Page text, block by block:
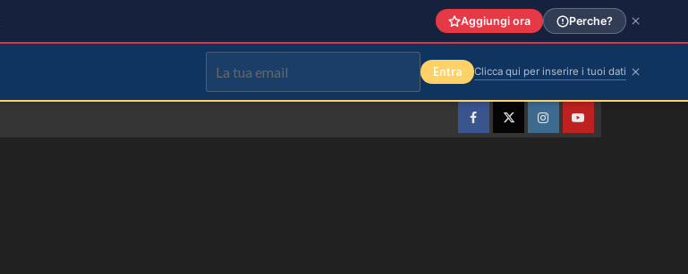
FacebookTwitterInstagramYouTube
Aggiungi ora Perche?
Entra Clicca qui per inserire i tuoi dati